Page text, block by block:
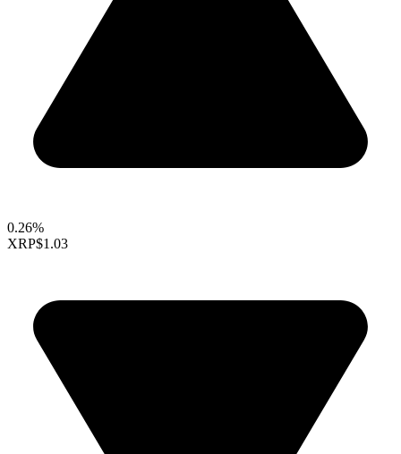
0.26%
XRP$1.03